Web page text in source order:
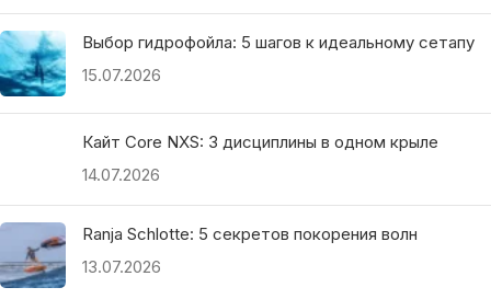
Выбор гидрофойла: 5 шагов к идеальному сетапу
15.07.2026
Кайт Core NXS: 3 дисциплины в одном крыле
14.07.2026
Ranja Schlotte: 5 секретов покорения волн
13.07.2026